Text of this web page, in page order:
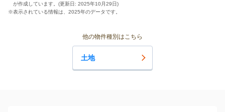
が作成しています。(更新日: 2025年10月29日)
※表示されている情報は、2025年のデータです。
他の物件種別はこちら
土地